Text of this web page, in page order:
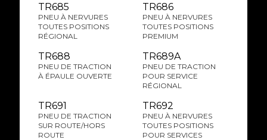
TR685
PNEU À NERVURES
TOUTES POSITIONS
RÉGIONAL
TR686
PNEU À NERVURES
TOUTES POSITIONS
PREMIUM
TR688
PNEU DE TRACTION
À ÉPAULE OUVERTE
TR689A
PNEU DE TRACTION
POUR SERVICE
RÉGIONAL
TR691
PNEU DE TRACTION
SUR ROUTE/HORS
ROUTE
TR692
PNEU À NERVURES
TOUTES POSITIONS
POUR SERVICES